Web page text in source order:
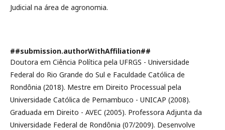
Judicial na área de agronomia.
##submission.authorWithAffiliation##
Doutora em Ciência Política pela UFRGS - Universidade
Federal do Rio Grande do Sul e Faculdade Católica de
Rondônia (2018). Mestre em Direito Processual pela
Universidade Católica de Pernambuco - UNICAP (2008).
Graduada em Direito - AVEC (2005). Professora Adjunta da
Universidade Federal de Rondônia (07/2009). Desenvolve